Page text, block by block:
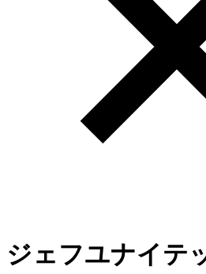
ジェフユナイテ